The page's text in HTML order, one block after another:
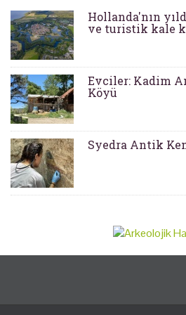
Hollanda'nın
ve turistik kale
Evciler: Kadim
Köyü
Syedra Antik